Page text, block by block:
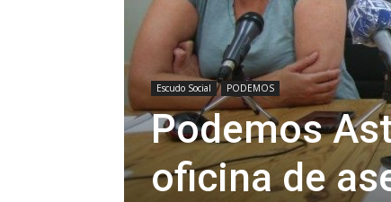
Escudo Social PODEMOS
Podemos
oficina de